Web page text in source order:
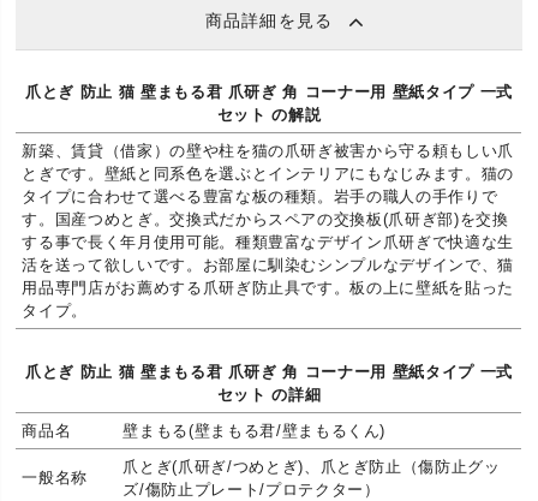
商品詳細を見る
爪とぎ 防止 猫 壁まもる君 爪研ぎ 角 コーナー用 壁紙タイプ 一式
セット の解説
新築、賃貸（借家）の壁や柱を猫の爪研ぎ被害から守る頼もしい爪
とぎです。壁紙と同系色を選ぶとインテリアにもなじみます。猫の
タイプに合わせて選べる豊富な板の種類。岩手の職人の手作りで
す。国産つめとぎ。交換式だからスペアの交換板(爪研ぎ部)を交換
する事で長く年月使用可能。種類豊富なデザイン爪研ぎで快適な生
活を送って欲しいです。お部屋に馴染むシンプルなデザインで、猫
用品専門店がお薦めする爪研ぎ防止具です。板の上に壁紙を貼った
タイプ。
爪とぎ 防止 猫 壁まもる君 爪研ぎ 角 コーナー用 壁紙タイプ 一式
セット の詳細
商品名
壁まもる(壁まもる君/壁まもるくん)
一般名称
爪とぎ(爪研ぎ/つめとぎ)、爪とぎ防止（傷防止グッ
ズ/傷防止プレート/プロテクター）